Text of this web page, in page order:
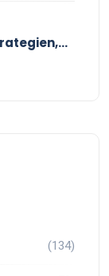
(134)